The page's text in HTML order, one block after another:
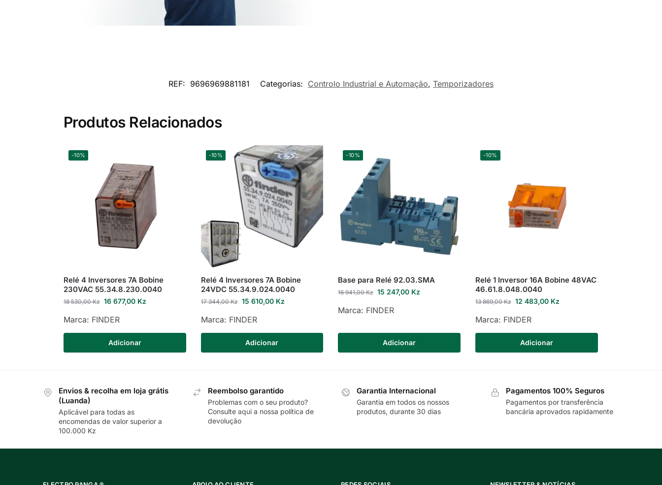
REF: 9696969881181 Categorias: Controlo Industrial e Automação, Temporizadores
Produtos Relacionados
-10%
Relé 4 Inversores 7A Bobine
230VAC 55.34.8.230.0040
18 530,00Kz 16 677,00 Kz
Marca: FINDER
Adicionar
-10%
Relé 4 Inversores 7A Bobine
24VDC 55.34.9.024.0040
17 344,00Kz 15 610,00 Kz
Marca: FINDER
Adicionar
-10%
Base para Relé 92.03.SMA
16 941,00Kz 15 247,00 Kz
Marca: FINDER
Adicionar
-10%
Relé 1 Inversor 16A Bobine 48VAC
46.61.8.048.0040
13 869,00Kz 12 483,00 Kz
Marca: FINDER
Adicionar
Envios & recolha em loja grátis
(Luanda)
Aplicável para todas as
encomendas de valor superior a
100.000 Kz
Reembolso garantido
Problemas com o seu produto?
Consulte aquia nossa política de
devolução
Garantia Internacional
Garantia em todos os nossos
produtos, durante 30 dias
Pagamentos 100% Seguros
Pagamentos por transferência
bancária aprovados rapidamente